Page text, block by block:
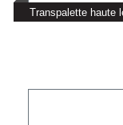
Transpalette haute